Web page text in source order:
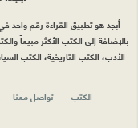
أبجد هو تطبيق القراءة رقم واحد
بالإضافة إلى الكتب الأكثر مبيعاً
الأدب، الكتب التاريخية، الكتب
الكتب
تواصل معنا